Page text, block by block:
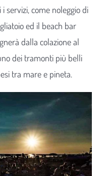
servizi, come noleggio di
ed il beach bar
dalla colazione al
dei tramonti più belli
tra mare e pineta.